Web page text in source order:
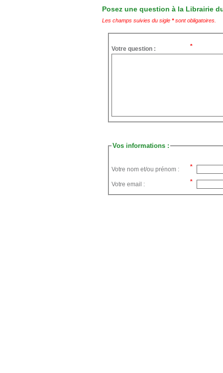
Posez une question à la Librairie
Les champs suivies du sigle *sont obligatoires.
Votre question :
Vos informations :
Votre nom et/ou prénom :
Votre email :